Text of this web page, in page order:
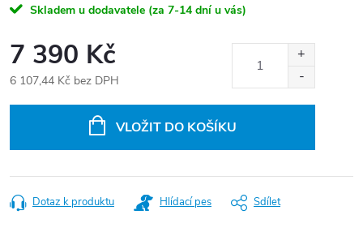
Skladem u dodavatele (za 7-14 dní u vás)
7 390 Kč
6 107,44 Kč bez DPH
VLOŽIT DO KOŠÍKU
Dotaz k produktu Hlídací pes Sdílet